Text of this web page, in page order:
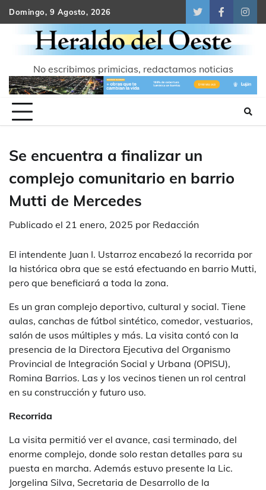
Skip
to
content
Domingo, 9 Agosto, 2026
TwitterFacebook
No escribimos primicias, redactamos noticias
Se encuentra a finalizar un
complejo comunitario en barrio
Mutti de Mercedes
Publicado el 21 enero, 2025 por Redacción
El intendente Juan I. Ustarroz encabezó la recorrida por
la histórica obra que se está efectuando en barrio Mutti,
pero que beneficiará a toda la zona.
Es un gran complejo deportivo, cultural y social. Tiene
aulas, canchas de fútbol sintético, comedor, vestuarios,
salón de usos múltiples y más. La visita contó con la
presencia de la Directora Ejecutiva del Organismo
Provincial de Integración Social y Urbana (OPISU),
Romina Barrios. Las y los vecinos tienen un rol central
en su construcción y futuro uso.
Recorrida
La visita permitió ver el avance, casi terminado, del
enorme complejo, donde solo restan detalles para su
puesta en marcha. Además estuvo presente la Lic.
Jorgelina Silva, Secretaria de Desarrollo de la